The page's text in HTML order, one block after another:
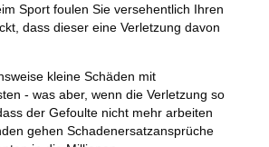
Sport foulen Sie versehentlich Ihren
dass dieser eine Verletzung davon
kleine Schäden mit
- was aber, wenn die Verletzung so
der Gefoulte nicht mehr arbeiten
gehen Schadenersatzansprüche